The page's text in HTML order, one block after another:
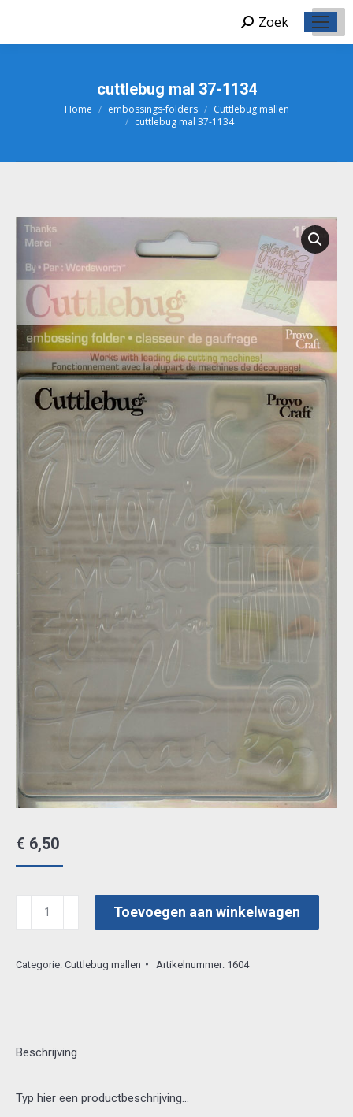
Zoeken:
Zoek
cuttlebug mal 37-1134
Je bent hier:Home embossings-folders
Cuttlebug mallen
cuttlebug mal 37-1134
€ 6,50
cuttlebug
mal
1134
Toevoegen aan winkelwagen
Categorie: Cuttlebug mallen Artikelnummer: 1604
Beschrijving
Typ hier een productbeschrijving…